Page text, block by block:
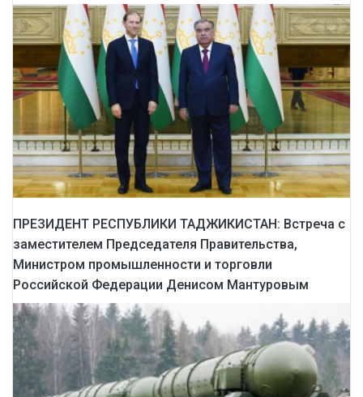
ПРЕЗИДЕНТ РЕСПУБЛИКИ ТАДЖИКИСТАН: Встреча с
заместителем Председателя Правительства,
Министром промышленности и торговли
Российской Федерации Денисом Мантуровым